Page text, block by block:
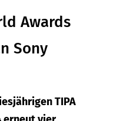
Awards
Sony
TIPA